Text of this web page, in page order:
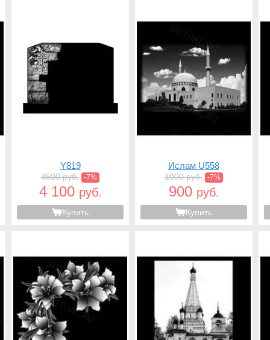
Y819
4500 руб. -7%
4 100 руб.
Купить
Ислам U558
1000 руб. -7%
900 руб.
Купить